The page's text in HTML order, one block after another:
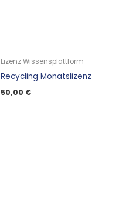
Lizenz Wissensplattform
Recycling Monatslizenz
50,00 €